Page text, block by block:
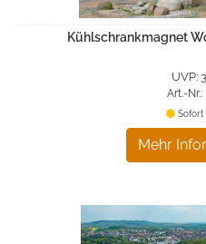
Kühlschrankmagnet
UVP:
Art.-Nr.:
Mehr
Sofort